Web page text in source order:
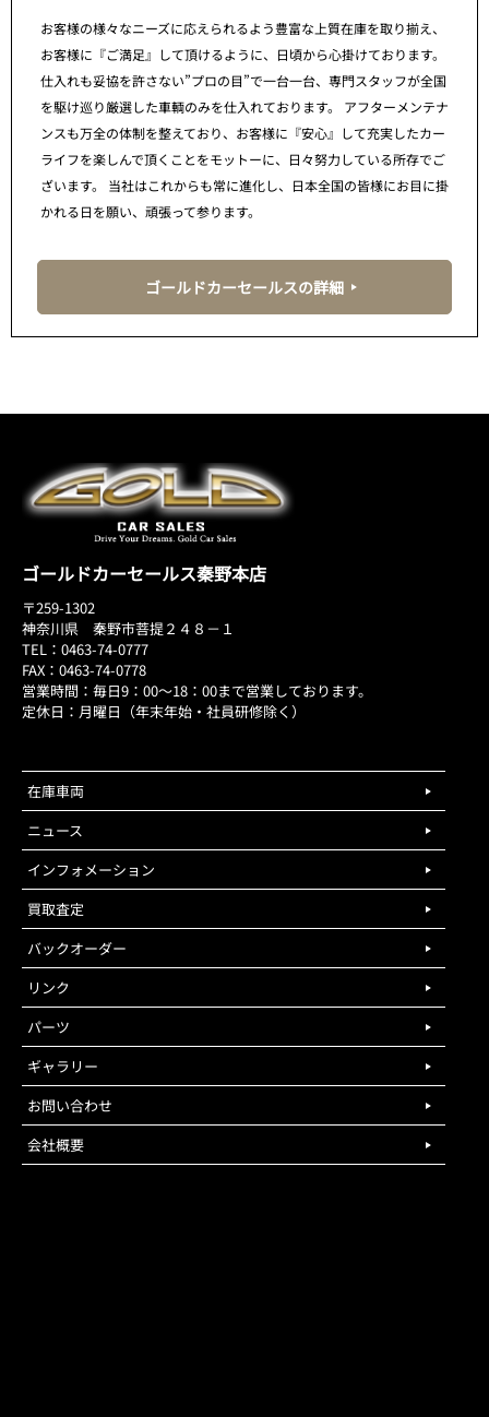
お客様の様々なニーズに応えられるよう豊富な上質在庫を取り揃え、
お客様に『ご満足』して頂けるように、日頃から心掛けております。
仕入れも妥協を許さない”プロの目”で一台一台、専門スタッフが全国
を駆け巡り厳選した車輌のみを仕入れております。 アフターメンテナ
ンスも万全の体制を整えており、お客様に『安心』して充実したカー
ライフを楽しんで頂くことをモットーに、日々努力している所存でご
ざいます。 当社はこれからも常に進化し、日本全国の皆様にお目に掛
かれる日を願い、頑張って参ります。
ゴールドカーセールスの詳細
ゴールドカーセールス秦野本店
〒259-1302
神奈川県 秦野市菩提２４８－１
TEL：0463-74-0777
FAX：0463-74-0778
営業時間：毎日9：00～18：00まで営業しております。
定休日：月曜日（年末年始・社員研修除く）
在庫車両
ニュース
インフォメーション
買取査定
バックオーダー
リンク
パーツ
ギャラリー
お問い合わせ
会社概要